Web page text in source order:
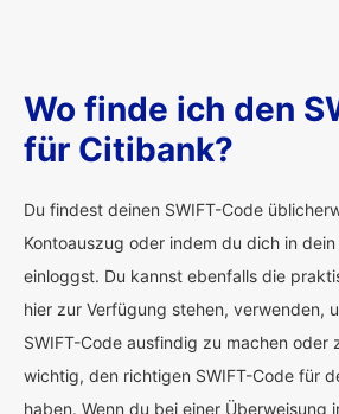
Wo finde ich den
für Citibank?
Du findest deinen SWIFT-Code
Kontoauszug oder indem du dich in
einloggst. Du kannst ebenfalls die
hier zur Verfügung stehen, verwenden,
SWIFT-Code ausfindig zu machen oder
wichtig, den richtigen SWIFT-Code für
haben. Wenn du bei einer Überweisung